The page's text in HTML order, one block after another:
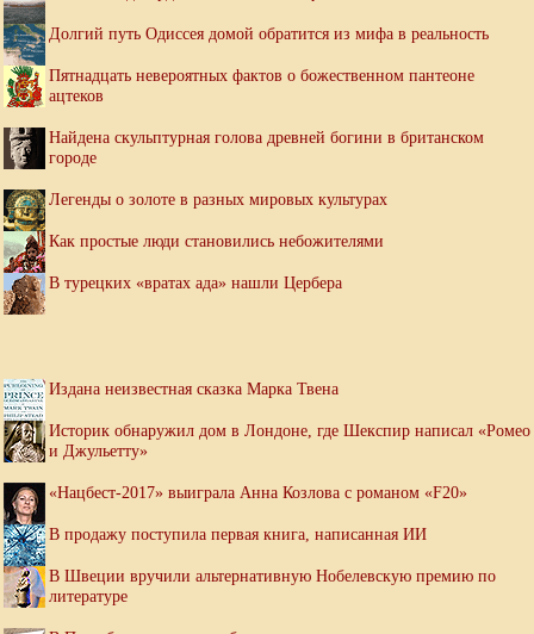
Долгий путь Одиссея домой обратится из мифа в реальность
Пятнадцать невероятных фактов о божественном пантеоне
ацтеков
Найдена скульптурная голова древней богини в британском
городе
Легенды о золоте в разных мировых культурах
Как простые люди становились небожителями
В турецких «вратах ада» нашли Цербера
Издана неизвестная сказка Марка Твена
Историк обнаружил дом в Лондоне, где Шекспир написал «Ромео
и Джульетту»
«Нацбест-2017» выиграла Анна Козлова с романом «F20»
В продажу поступила первая книга, написанная ИИ
В Швеции вручили альтернативную Нобелевскую премию по
литературе